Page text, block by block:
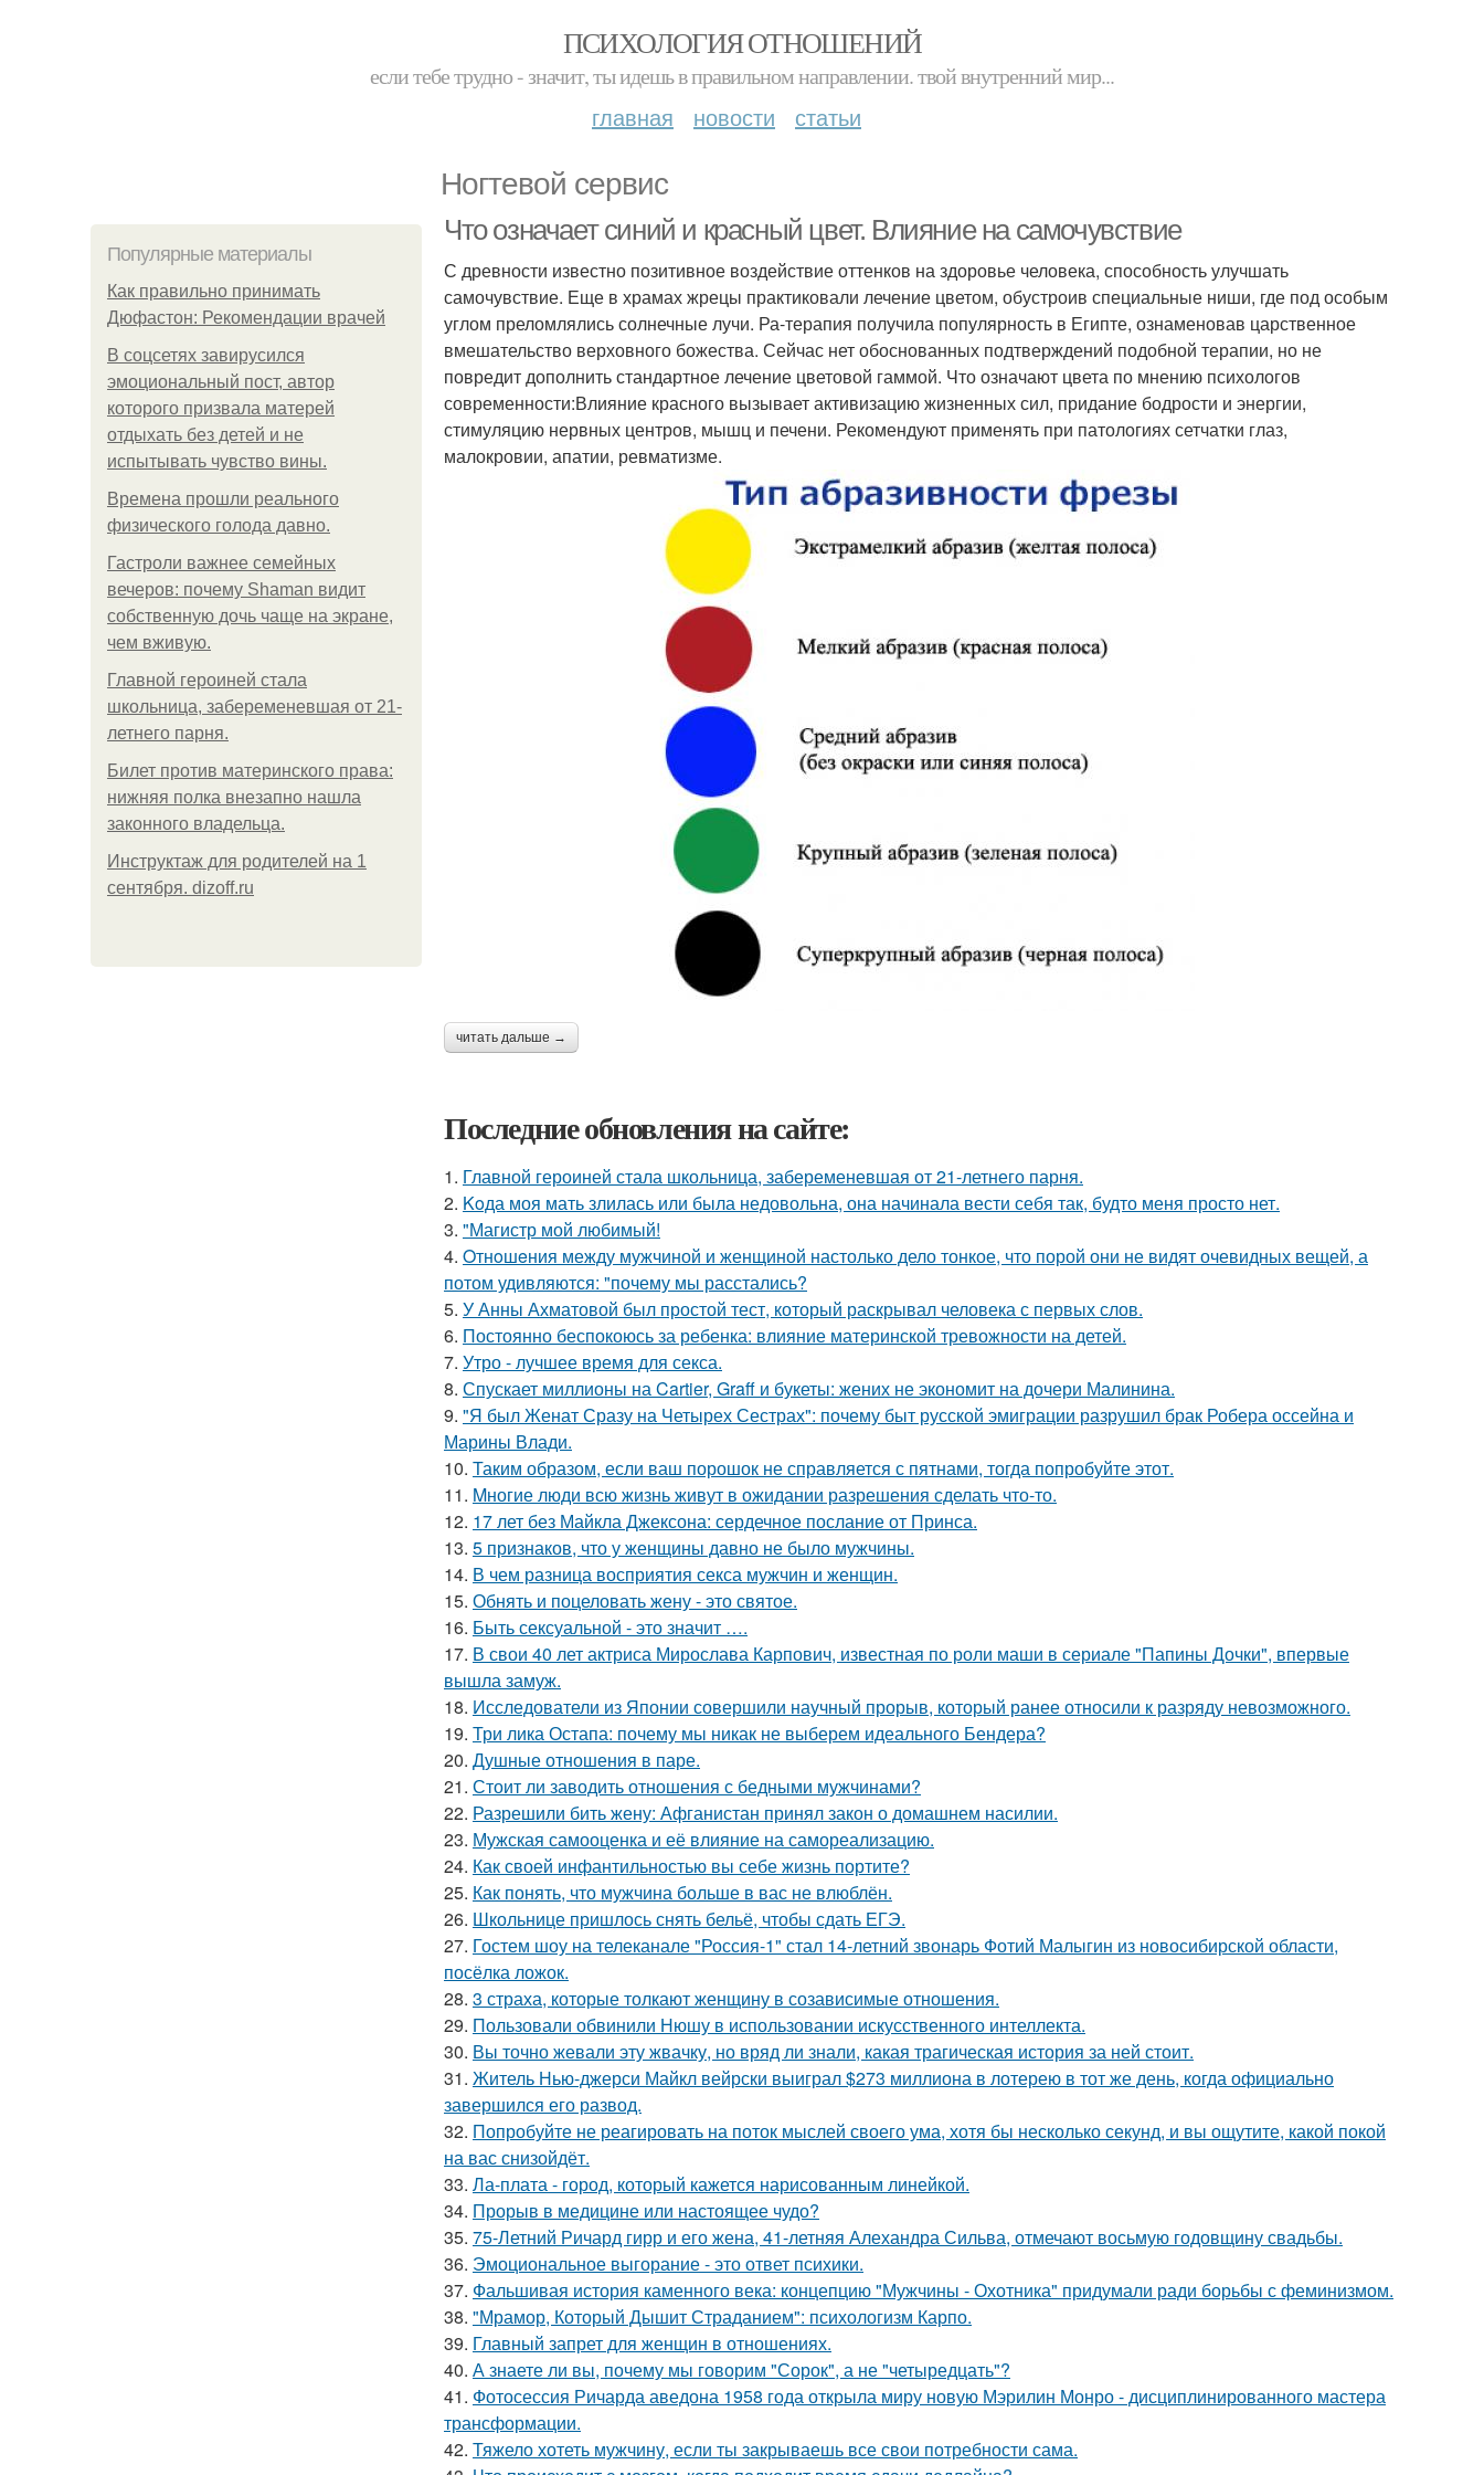
ПСИХОЛОГИЯ ОТНОШЕНИЙ
если тебе трудно - значит, ты идешь в правильном направлении. твой внутренний мир...
главная новости статьи
Ногтевой сервис
Популярные материалы
Как правильно принимать
Дюфастон: Рекомендации врачей
В соцсетях завирусился
эмоциональный пост, автор
которого призвала матерей
отдыхать без детей и не
испытывать чувство вины.
Bpeмена прошли реального
физического голода давно.
Гастроли важнее семейных
вечеров: почему Shaman видит
собственную дочь чаще на экране,
чем вживую.
Главной героиней стала
школьница, забеременевшая от 21-
летнего парня.
Билет против материнского права:
нижняя полка внезапно нашла
законного владельца.
Инструктаж для родителей на 1
сентября. dizoff.ru
Что означает синий и красный цвет. Влияние на самочувствие
С древности известно позитивное воздействие оттенков на здоровье человека, способность улучшать
самочувствие. Еще в храмах жрецы практиковали лечение цветом, обустроив специальные ниши, где под особым
углом преломлялись солнечные лучи. Ра-терапия получила популярность в Египте, ознаменовав царственное
вмешательство верховного божества. Сейчас нет обоснованных подтверждений подобной терапии, но не
повредит дополнить стандартное лечение цветовой гаммой. Что означают цвета по мнению психологов
современности:Влияние красного вызывает активизацию жизненных сил, придание бодрости и энергии,
стимуляцию нервных центров, мышц и печени. Рекомендуют применять при патологиях сетчатки глаз,
малокровии, апатии, ревматизме.
читать дальше →
Последние обновления на сайте:
1. Главной героиней стала школьница, забеременевшая от 21-летнего парня.
2. Koда моя мать злилась или была недовольна, она начинала вести себя так, будто меня просто нет.
3. "Магистр мой любимый!
4. Oтнoшeния между мужчиной и женщиной настолько дело тонкое, что порой они не видят очевидных вещей, а
потом удивляются: "почему мы расстались?
5. У Анны Ахматовой был простой тест, который раскрывал человека с первых слов.
6. Постоянно беспокоюсь за ребенка: влияние материнской тревожности на детей.
7. Утро - лучшее время для секса.
8. Спускает миллионы на Cartier, Graff и букеты: жених не экономит на дочери Малинина.
9. "Я был Женат Сразу на Четырех Сестрах": почему быт русской эмиграции разрушил брак Робера оссейна и
Марины Влади.
10. Таким образом, если ваш порошок не справляется с пятнами, тогда попробуйте этот.
11. Mногие люди всю жизнь живут в ожидании разрешения сделать что-то.
12. 17 лет без Майкла Джексона: сердечное послание от Принса.
13. 5 признаков, что у женщины давно не было мужчины.
14. В чем разница восприятия секса мужчин и женщин.
15. Обнять и поцеловать жену - это святое.
16. Быть сексуальной - это значит ….
17. В свои 40 лет актриса Мирослава Карпович, известная по роли маши в сериале "Папины Дочки", впервые
вышла замуж.
18. Исследователи из Японии совершили научный прорыв, который ранее относили к разряду невозможного.
19. Три лика Остапа: почему мы никак не выберем идеального Бендера?
20. Душные отношения в паре.
21. Стоит ли заводить отношения с бедными мужчинами?
22. Разрешили бить жену: Афганистан принял закон о домашнем насилии.
23. Мужская самооценка и её влияние на самореализацию.
24. Как своей инфантильностью вы себе жизнь портите?
25. Как понять, что мужчина больше в вас не влюблён.
26. Школьнице пришлось снять бельё, чтобы сдать ЕГЭ.
27. Гостем шоу на телеканале "Россия-1" стал 14-летний звонарь Фотий Малыгин из новосибирской области,
посёлка ложок.
28. 3 страха, которые толкают женщину в созависимые отношения.
29. Пользовали обвинили Нюшу в использовании искусственного интеллекта.
30. Вы точно жевали эту жвачку, но вряд ли знали, какая трагическая история за ней стоит.
31. Житель Нью-джерси Майкл вейрски выиграл $273 миллиона в лотерею в тот же день, когда официально
завершился его развод.
32. Попробуйте не реагировать на поток мыслей своего ума, хотя бы несколько секунд, и вы ощутите, какой покой
на вас снизойдёт.
33. Ла-плата - город, который кажется нарисованным линейкой.
34. Прорыв в медицине или настоящее чудо?
35. 75-Летний Ричард гирр и его жена, 41-летняя Алехандра Сильва, отмечают восьмую годовщину свадьбы.
36. Эмоциональное выгорание - это ответ психики.
37. Фальшивая история каменного века: концепцию "Мужчины - Охотника" придумали ради борьбы с феминизмом.
38. "Мрамор, Который Дышит Страданием": психологизм Карпо.
39. Главный запрет для женщин в отношениях.
40. А знаете ли вы, почему мы говорим "Сорок", а не "четыредцать"?
41. Фотосессия Ричарда аведона 1958 года открыла миру новую Мэрилин Монро - дисциплинированного мастера
трансформации.
42. Тяжело хотеть мужчину, если ты закрываешь все свои потребности сама.